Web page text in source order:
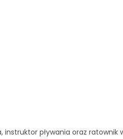
instruktor pływania oraz ratownik